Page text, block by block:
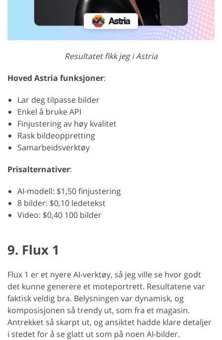
Resultatet fikk jeg i Astria
Hoved Astria funksjoner:
Lar deg tilpasse bilder
Enkel å bruke API
Finjustering av høy kvalitet
Rask bildeoppretting
Samarbeidsverktøy
Prisalternativer:
AI-modell: $1,50 finjustering
8 bilder: $0,10 ledetekst
Video: $0,40 100 bilder
9. Flux 1
Flux 1 er et nyere AI-verktøy, så jeg ville se hvor godt
det kunne generere et moteportrett. Resultatene var
faktisk veldig bra. Belysningen var dynamisk, og
komposisjonen så trendy ut, som fra et magasin.
Antrekket så skarpt ut, og ansiktet hadde klare detaljer
i stedet for å se glatt ut som på noen AI-bilder.